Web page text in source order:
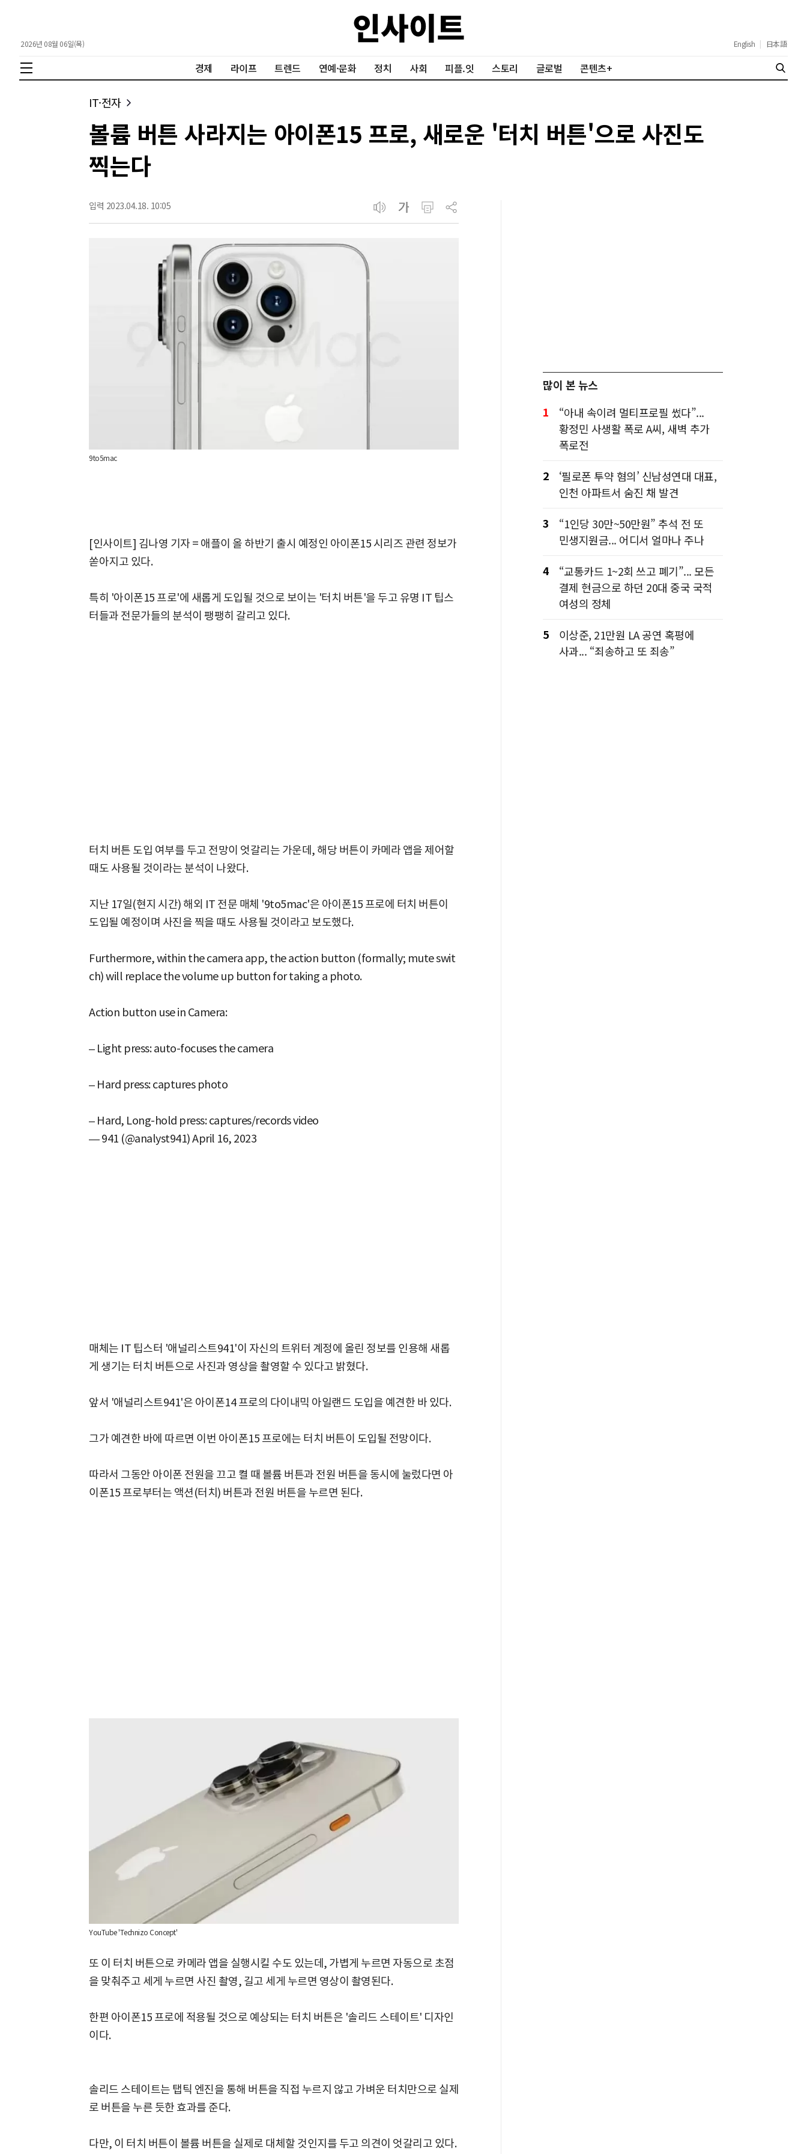
2026년 08월 06일(목) English | 日本語
경제 라이프 트렌드 연예·문화 정치 사회 피플.잇 스토리 글로벌 콘텐츠+
IT·전자
볼륨 버튼 사라지는 아이폰15 프로, 새로운 '터치 버튼'으로 사진도
찍는다
입력 2023.04.18. 10:05
9to5mac
[인사이트] 김나영 기자 = 애플이 올 하반기 출시 예정인 아이폰15 시리즈 관련 정보가
쏟아지고 있다.
특히 '아이폰15 프로'에 새롭게 도입될 것으로 보이는 '터치 버튼'을 두고 유명 IT 팁스
터들과 전문가들의 분석이 팽팽히 갈리고 있다.
터치 버튼 도입 여부를 두고 전망이 엇갈리는 가운데, 해당 버튼이 카메라 앱을 제어할
때도 사용될 것이라는 분석이 나왔다.
지난 17일(현지 시간) 해외 IT 전문 매체 '9to5mac'은 아이폰15 프로에 터치 버튼이
도입될 예정이며 사진을 찍을 때도 사용될 것이라고 보도했다.
Furthermore, within the camera app, the action button (formally; mute swit
ch) will replace the volume up button for taking a photo.
Action button use in Camera:
– Light press: auto-focuses the camera
– Hard press: captures photo
– Hard, Long-hold press: captures/records video
— 941 (@analyst941)April 16, 2023
매체는 IT 팁스터 '애널리스트941'이 자신의 트위터 계정에 올린 정보를 인용해 새롭
게 생기는 터치 버튼으로 사진과 영상을 촬영할 수 있다고 밝혔다.
앞서 '애널리스트941'은 아이폰14 프로의 다이내믹 아일랜드 도입을 예견한 바 있다.
그가 예견한 바에 따르면 이번 아이폰15 프로에는 터치 버튼이 도입될 전망이다.
따라서 그동안 아이폰 전원을 끄고 켤 때 볼륨 버튼과 전원 버튼을 동시에 눌렀다면 아
이폰15 프로부터는 액션(터치) 버튼과 전원 버튼을 누르면 된다.
YouTube 'Technizo Concept'
또 이 터치 버튼으로 카메라 앱을 실행시킬 수도 있는데, 가볍게 누르면 자동으로 초점
을 맞춰주고 세게 누르면 사진 촬영, 길고 세게 누르면 영상이 촬영된다.
한편 아이폰15 프로에 적용될 것으로 예상되는 터치 버튼은 '솔리드 스테이트' 디자인
이다.
솔리드 스테이트는 탭틱 엔진을 통해 버튼을 직접 누르지 않고 가벼운 터치만으로 실제
로 버튼을 누른 듯한 효과를 준다.
다만, 이 터치 버튼이 볼륨 버튼을 실제로 대체할 것인지를 두고 의견이 엇갈리고 있다.
많이 본 뉴스
1
“아내 속이려 멀티프로필 썼다”...
황정민 사생활 폭로 A씨, 새벽 추가
폭로전
2
‘필로폰 투약 혐의’ 신남성연대 대표,
인천 아파트서 숨진 채 발견
3
“1인당 30만~50만원” 추석 전 또
민생지원금... 어디서 얼마나 주나
4
“교통카드 1~2회 쓰고 폐기”... 모든
결제 현금으로 하던 20대 중국 국적
여성의 정체
5
이상준, 21만원 LA 공연 혹평에
사과... “죄송하고 또 죄송”